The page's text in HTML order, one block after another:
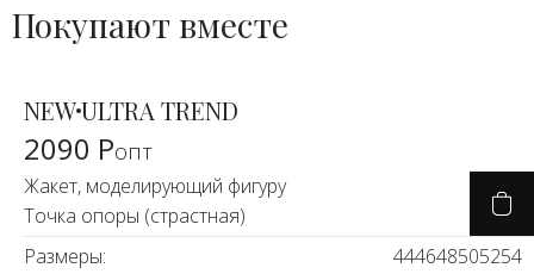
Покупают вместе
NEWULTRA TREND
2090 Ропт
Жакет, моделирующий фигуру
Точка опоры (страстная)
Размеры:
444648505254